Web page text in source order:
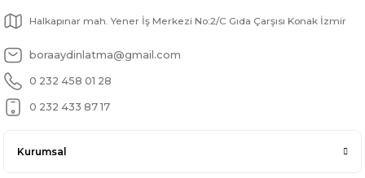
Halkapınar mah. Yener İş Merkezi No:2/C Gıda Çarşısı Konak İzmir
boraaydinlatma@gmail.com
0 232 458 01 28
0 232 433 87 17
Kurumsal